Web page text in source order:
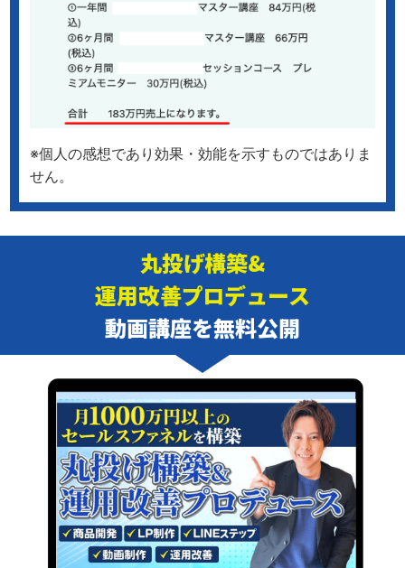
※個人の感想であり効果・効能を示すものではありま
せん。
丸投げ構築&
運用改善プロデュース
動画講座を無料公開